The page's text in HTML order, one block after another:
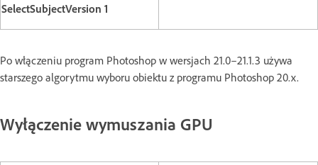
SelectSubjectVersion 1
Po włączeniu program Photoshop w wersjach 21.0–21.1.3 używa
starszego algorytmu wyboru obiektu z programu Photoshop 20.x.
Wyłączenie wymuszania GPU